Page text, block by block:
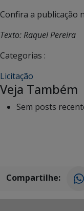
Confira a publicação
Texto: Raquel Pereira
Categorias :
Licitação
Veja Também
Sem posts
Compartilhe: